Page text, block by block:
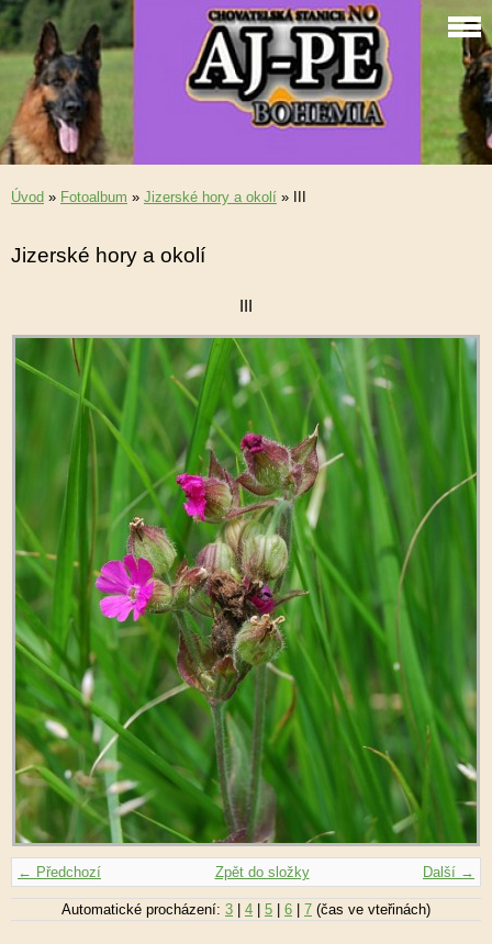
Úvod » Fotoalbum » Jizerské hory a okolí »
Jizerské hory a okolí
III
← Předchozí Další →
Zpět do složky
Automatické procházení: 3 4 5 6 7 (čas ve vteřinách)